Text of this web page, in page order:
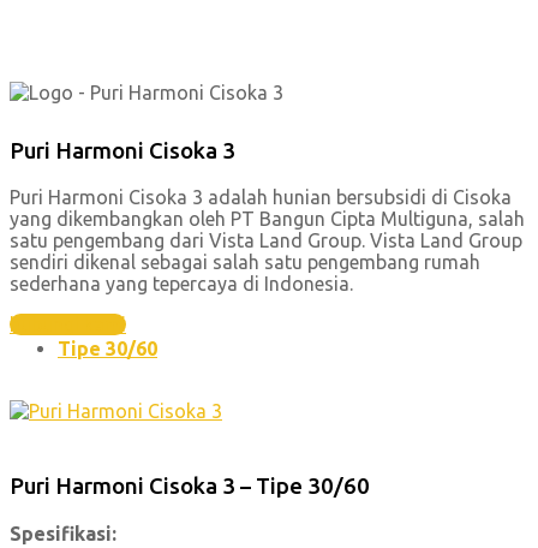
Puri Harmoni Cisoka 3
Puri Harmoni Cisoka 3 adalah hunian bersubsidi di Cisoka
yang dikembangkan oleh PT Bangun Cipta Multiguna, salah
satu pengembang dari Vista Land Group. Vista Land Group
sendiri dikenal sebagai salah satu pengembang rumah
sederhana yang tepercaya di Indonesia.
hubungi kami
Tipe 30/60
Puri Harmoni Cisoka 3 – Tipe 30/60
Spesifikasi: